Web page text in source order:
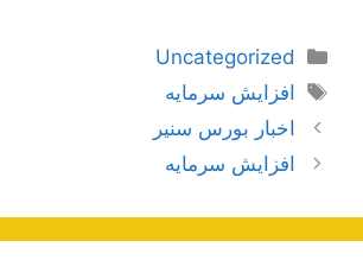
دسته‌ها
Uncategorized
برچسب‌ها
افزایش سرمایه
ناوبری
نوشته‌ها
اخبار بورس سنیر
افزایش سرمایه